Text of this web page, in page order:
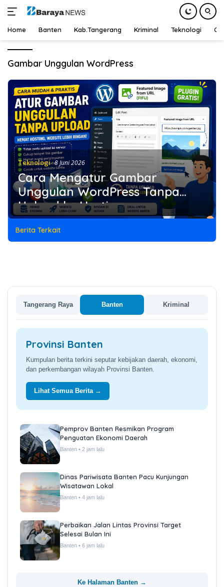
konten
Home Banten Kab.Tangerang Kriminal Teknologi
Gambar Unggulan WordPress
Teknologi 8 Juni 2026
Cara Mengatur Gambar
Unggulan WordPress Tanpa
Upload ke Hosting
Menggunakan Featured Image
from URL
Berita Terkait
Tangerang Raya Banten Kriminal
Provinsi Banten
Kumpulan berita terkini seputar kebijakan daerah, ekonomi,
dan perkembangan wilayah Provinsi Banten.
Lihat Semua Berita →
Pemprov Banten Resmikan Program
Penguatan Ekonomi Daerah
Banten • 2 jam lalu
Dinas Pariwisata Banten Pacu Kunjungan
Wisatawan Lokal
Banten • 4 jam lalu
Perbaikan Jalan Lintas Provinsi Target
Selesai Bulan Ini
Banten • 6 jam lalu
Ke Halaman Banten →